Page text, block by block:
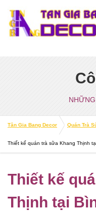
Tân Gia Bang Decor Quán Trà
Thiết kế quán trà sữa Khang Thịnh
Thiết kế
Thịnh tại